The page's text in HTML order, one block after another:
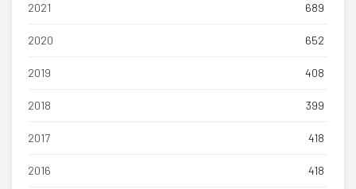
2021 689
2020 652
2019 408
2018 399
2017 418
2016 418